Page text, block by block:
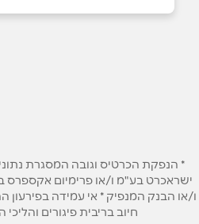
באתר בפייסבוק
טלפון *
* הנפקת הכרטיס וגובה המסגרת
ישראכרט בע"מ ו/או פרימיום אקספרס
ו/או הבנק המנפיק * אי עמידה בפירעון
חיוב בריבית פיגורים